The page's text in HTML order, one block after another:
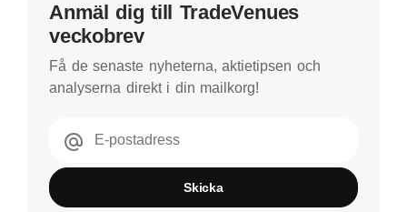
Anmäl dig till TradeVenues
veckobrev
Få de senaste nyheterna, aktietipsen och
analyserna direkt i din mailkorg!
E-postadress
Skicka